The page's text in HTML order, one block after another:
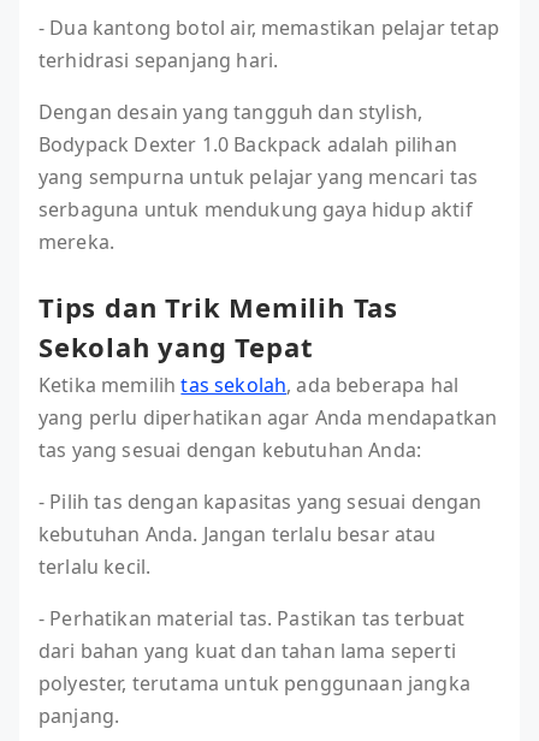
- Dua kantong botol air, memastikan pelajar tetap
terhidrasi sepanjang hari.
Dengan desain yang tangguh dan stylish,
Bodypack Dexter 1.0 Backpack adalah pilihan
yang sempurna untuk pelajar yang mencari tas
serbaguna untuk mendukung gaya hidup aktif
mereka.
Tips dan Trik Memilih Tas
Sekolah yang Tepat
Ketika memilihtas sekolah, ada beberapa hal
yang perlu diperhatikan agar Anda mendapatkan
tas yang sesuai dengan kebutuhan Anda:
- Pilih tas dengan kapasitas yang sesuai dengan
kebutuhan Anda. Jangan terlalu besar atau
terlalu kecil.
- Perhatikan material tas. Pastikan tas terbuat
dari bahan yang kuat dan tahan lama seperti
polyester, terutama untuk penggunaan jangka
panjang.